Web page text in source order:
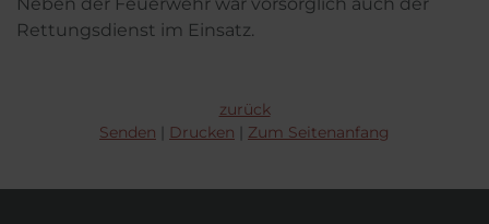
Neben der Feuerwehr war vorsorglich auch der
Rettungsdienst im Einsatz.
zurück
Senden
Drucken Zum Seitenanfang